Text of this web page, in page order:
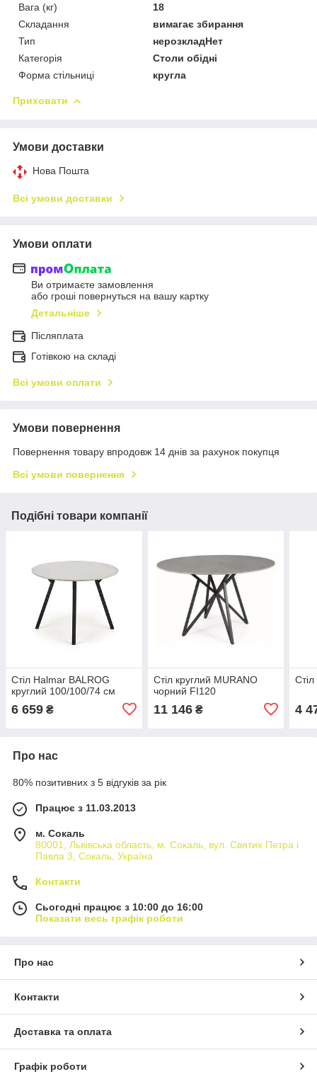
Вага (кг)
18
Складання
вимагає збирання
Тип
нерозкладНет
Категорія
Столи обідні
Форма стільниці
кругла
Приховати
Умови доставки
Нова Пошта
Всі умови доставки
Умови оплати
Ви отримаєте замовлення
або гроші повернуться на вашу картку
Детальніше
Післяплата
Готівкою на складі
Всі умови оплати
Умови повернення
Повернення товару впродовж 14 днів за рахунок покупця
Всі умови повернення
Подібні товари компанії
Стіл Halmar BALROG
круглий 100/100/74 см
6 659 ₴
Стіл круглий MURANO
чорний FI120
11 146₴ 4
Про нас
80% позитивних з 5 відгуків за рік
Працює з 11.03.2013
м. Сокаль
80001, Львівська область, м. Сокаль, вул. Святих Петра і
Павла 3, Сокаль, Україна
Контакти
Сьогодні працює з 10:00 до 16:00
Показати весь графік роботи
Про нас
Контакти
Доставка та оплата
Графік роботи